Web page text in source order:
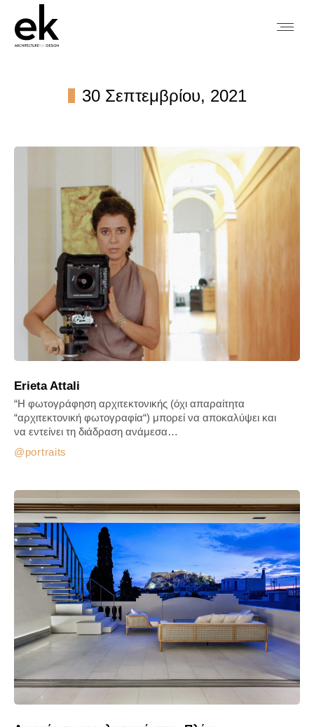
30 Σεπτεμβρίου, 2021
Erieta Attali
portraits
“Η φωτογράφηση αρχιτεκτονικής (όχι απαραίτητα
“αρχιτεκτονική φωτογραφία“) μπορεί να αποκαλύψει και
να εντείνει τη διάδραση ανάμεσα…